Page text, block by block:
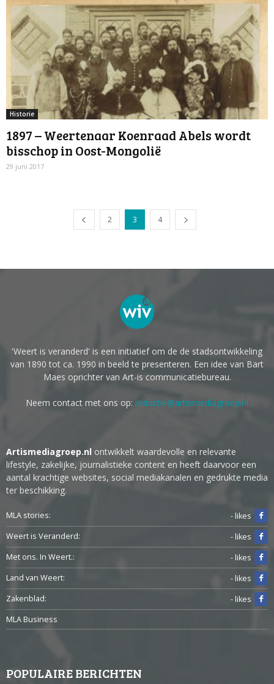
Historie
1897 – Weertenaar Koenraad Abels wordt
bisschop in Oost-Mongolië
29 juni 2017
2 3 4
'Weert is veranderd' is een initiatief om de de stadsontwikkeling
van 1890 tot ca. 1990 in beeld te presenteren. Een idee van Bart
Maes oprichter van Art-is communicatiebureau.
Neem contact met ons op: redactie@artismediagroep.nl
Artismediagroep.nl ontwikkelt waardevolle en relevante
lifestyle, zakelijke, journalistieke content en heeft daarvoor een
aantal krachtige websites, social mediakanalen en gedrukte media
ter beschikking.
MLA stories:
- likes
Weert is Veranderd:
- likes
Met ons. In Weert.:
- likes
Land van Weert:
- likes
Zakenblad:
- likes
MLA Business
POPULAIRE BERICHTEN